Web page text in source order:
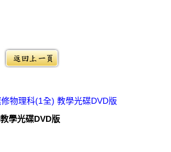
物理科(1全) 教學光碟DVD版
學光碟DVD版